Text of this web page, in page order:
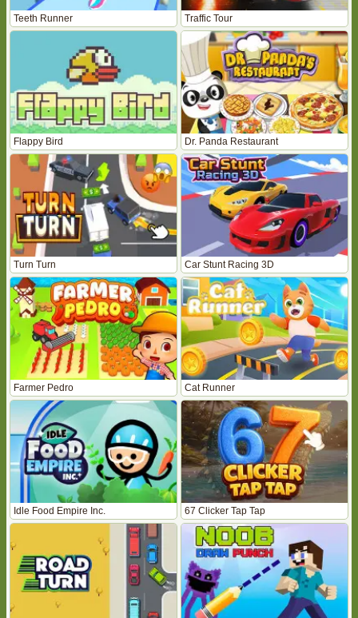
Teeth Runner Traffic Tour
Flappy Bird Dr. Panda Restaurant
Turn Turn Car Stunt Racing 3D
Farmer Pedro Cat Runner
Idle Food Empire Inc. 67 Clicker Tap Tap